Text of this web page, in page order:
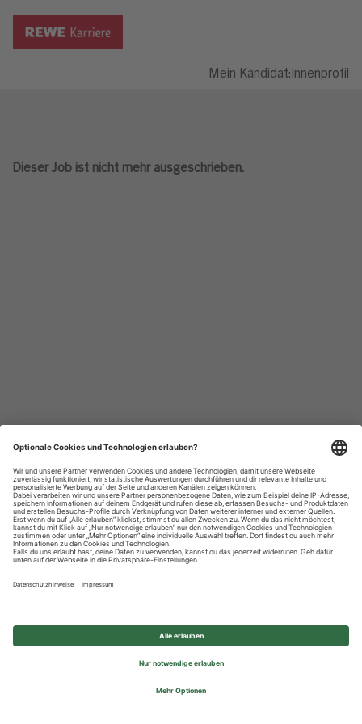
Mein Kandidat:innenprofil
Dieser Job ist nicht mehr ausgeschrieben.
Datenschutzhinweise
Impressum
Privatsphäre-Einstellungen
© 2026 REWE Group - All rights reserved